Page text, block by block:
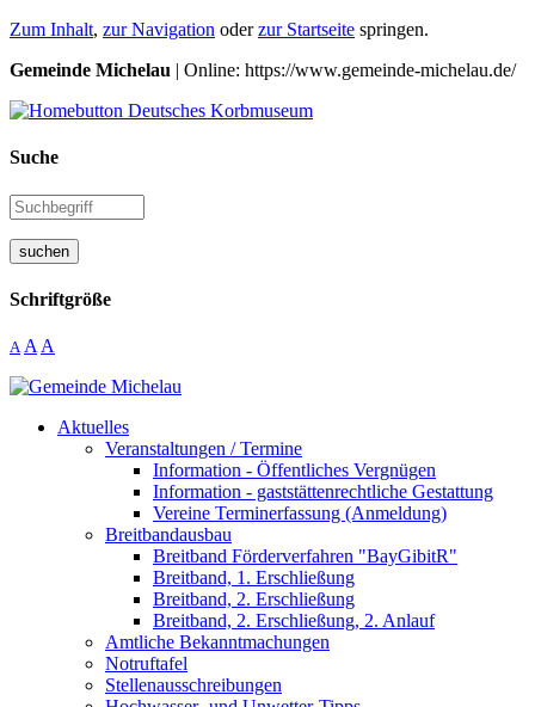
Zum Inhalt, zur Navigation oderzur Startseite springen.
Gemeinde Michelau | Online: https://www.gemeinde-michelau.de/
Suche
suchen
Schriftgröße
A A A
Aktuelles
Veranstaltungen / Termine
Information - Öffentliches Vergnügen
Information - gaststättenrechtliche Gestattung
Vereine Terminerfassung (Anmeldung)
Breitbandausbau
Breitband Förderverfahren "BayGibitR"
Breitband, 1. Erschließung
Breitband, 2. Erschließung
Breitband, 2. Erschließung, 2. Anlauf
Amtliche Bekanntmachungen
Notruftafel
Stellenausschreibungen